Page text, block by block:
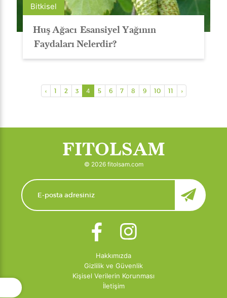
Bitkisel
Huş Ağacı Esansiyel Yağının
Faydaları Nelerdir?
‹ 1 2 3 4 5 6 7 8 9 10 11 ›
FITOLSAM
© 2026 fitolsam.com
Hakkımızda
Gizlilik ve Güvenlik
Kişisel Verilerin Korunması
İletişim